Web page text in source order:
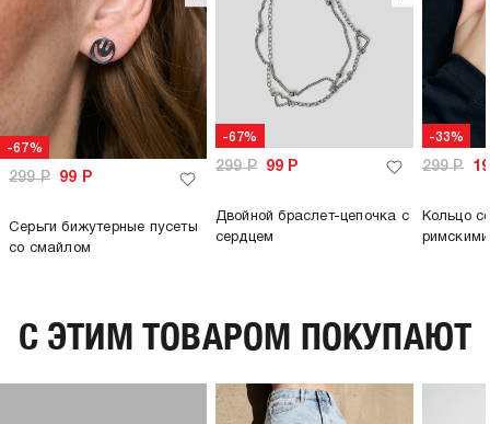
-67%
299Р 99 Р
Серьги бижутерные пусеты
со смайлом
-67%
299Р 99 Р
Двойной браслет-цепочка с
сердцем
-33%
299Р
Кольцо
C ЭТИМ ТОВАРОМ ПОКУПАЮТ